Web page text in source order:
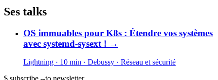
Ses talks
OS immuables pour K8s : Étendre vos systèmes
avec systemd-sysext ! →
Lightning · 10 min · Debussy · Réseau et sécurité